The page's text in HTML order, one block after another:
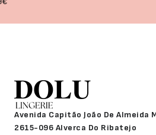
Avenida Capitão João De Almeida
2615-096 Alverca Do Ribatejo